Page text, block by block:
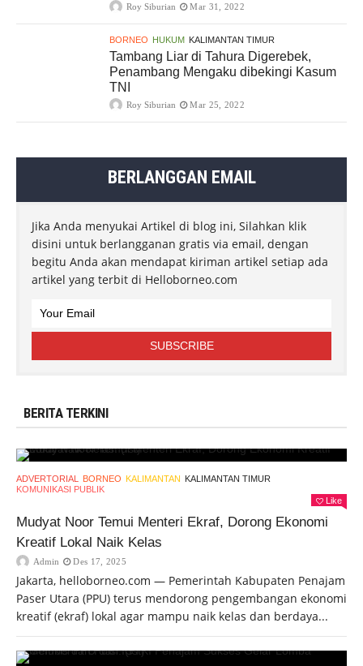
Roy Siburian Mar 31, 2022
BORNEO HUKUM KALIMANTAN TIMUR
Tambang Liar di Tahura Digerebek,
Penambang Mengaku dibekingi Kasum
TNI
Roy Siburian Mar 25, 2022
BERLANGGAN EMAIL
Jika Anda menyukai Artikel di blog ini, Silahkan klik
disini untuk berlangganan gratis via email, dengan
begitu Anda akan mendapat kiriman artikel setiap ada
artikel yang terbit di Helloborneo.com
BERITA TERKINI
ADVERTORIAL BORNEO KALIMANTAN KALIMANTAN TIMUR
KOMUNIKASI PUBLIK
Like
Mudyat Noor Temui Menteri Ekraf, Dorong Ekonomi
Kreatif Lokal Naik Kelas
Admin Des 17, 2025
Jakarta, helloborneo.com — Pemerintah Kabupaten Penajam
Paser Utara (PPU) terus mendorong pengembangan ekonomi
kreatif (ekraf) lokal agar mampu naik kelas dan berdaya...